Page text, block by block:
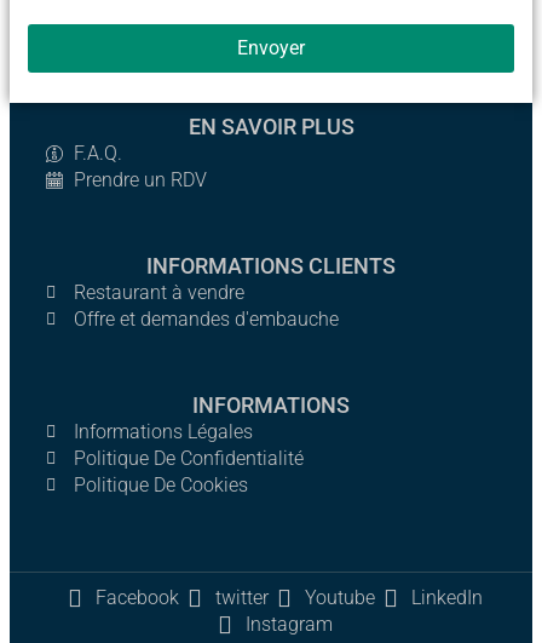
Envoyer
EN SAVOIR PLUS
F.A.Q.
Prendre un RDV
INFORMATIONS CLIENTS
Restaurant à vendre
Offre et demandes d'embauche
INFORMATIONS
Informations Légales
Politique De Confidentialité
Politique De Cookies
Facebook twitter Youtube
LinkedIn
Instagram